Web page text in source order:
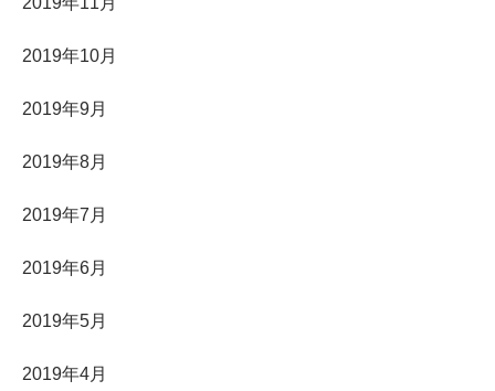
2019年10月
2019年9月
2019年8月
2019年7月
2019年6月
2019年5月
2019年4月